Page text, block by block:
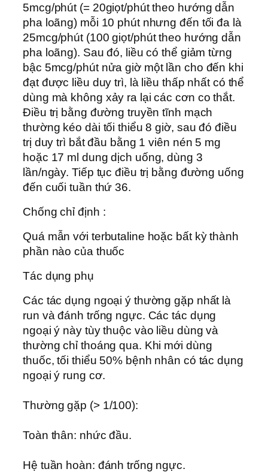
5mcg/phút (= 20giọt/phút theo hướng dẫn
pha loãng) mỗi 10 phút nhưng đến tối đa là
25mcg/phút (100 giọt/phút theo hướng dẫn
pha loãng). Sau đó, liều có thể giảm từng
bậc 5mcg/phút nửa giờ một lần cho đến khi
đạt được liều duy trì, là liều thấp nhất có thể
dùng mà không xảy ra lại các cơn co thắt.
Ðiều trị bằng đường truyền tĩnh mạch
thường kéo dài tối thiểu 8 giờ, sau đó điều
trị duy trì bắt đầu bằng 1 viên nén 5 mg
hoặc 17 ml dung dịch uống, dùng 3
lần/ngày. Tiếp tục điều trị bằng đường uống
đến cuối tuần thứ 36.
Chống chỉ định :
Quá mẫn với terbutaline hoặc bất kỳ thành
phần nào của thuốc
Tác dụng phụ
Các tác dụng ngoại ý thường gặp nhất là
run và đánh trống ngực. Các tác dụng
ngoại ý này tùy thuộc vào liều dùng và
thường chỉ thoáng qua. Khi mới dùng
thuốc, tối thiểu 50% bệnh nhân có tác dụng
ngoại ý rung cơ.
Thường gặp (> 1/100):
Toàn thân: nhức đầu.
Hệ tuần hoàn: đánh trống ngực.